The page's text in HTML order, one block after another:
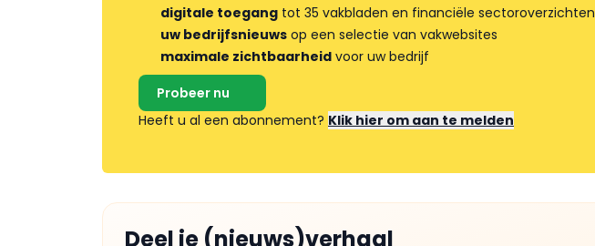
digitale toegang tot 35 vakbladen en financiële sectoroverzichten
uw bedrijfsnieuws op een selectie van vakwebsites
maximale zichtbaarheid voor uw bedrijf
Probeer nu
Heeft u al een abonnement? Klik hier om aan te melden
Deel je (nieuws)verhaal